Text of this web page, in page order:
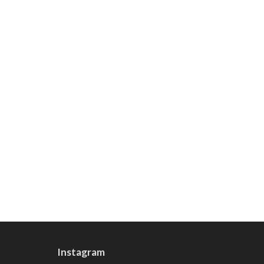
Instagram